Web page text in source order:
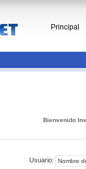
Principal
Bienvenido
Usuario: